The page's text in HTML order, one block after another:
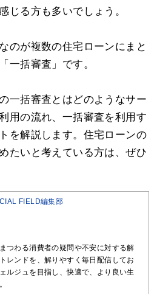
じる方も多いでしょう。
のが複数の住宅ローンにまと
一括審査」です。
一括審査とはどのようなサー
用の流れ、一括審査を利用す
を解説します。住宅ローンの
たいと考えている方は、ぜひ
FIELD編集部
つわる消費者の疑問や不安に対する解
レンドを、解りやすく毎日配信してお
ルジュを目指し、快適で、より良い生